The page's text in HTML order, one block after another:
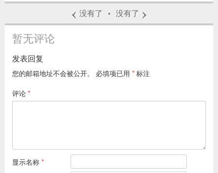
‹ 没有了 • 没有了 ›
暂无评论
发表回复
您的邮箱地址不会被公开。 必填项已用 * 标注
评论 *
显示名称 *